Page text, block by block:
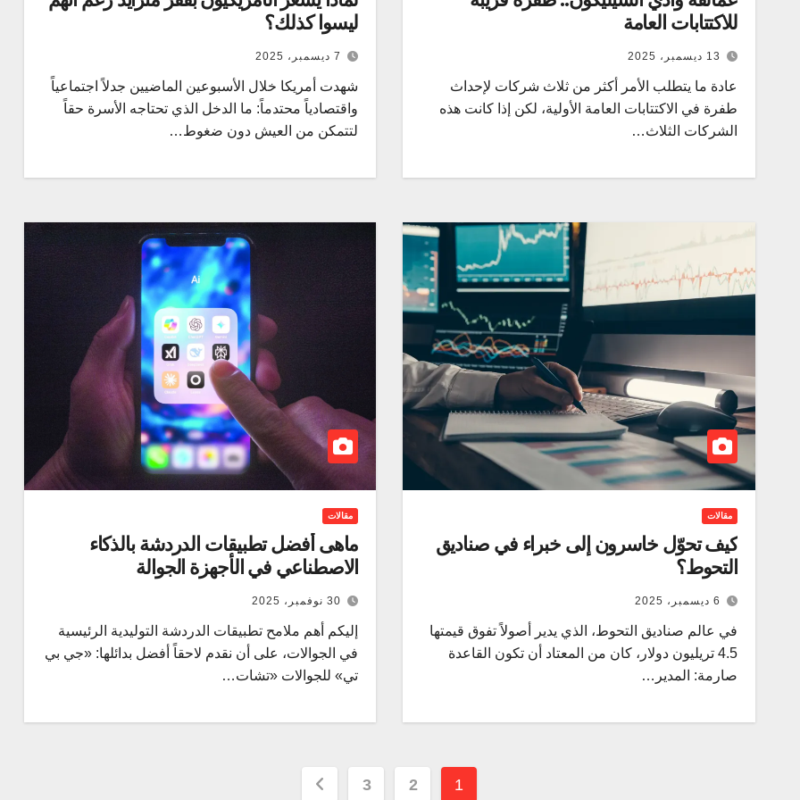
للاكتتابات العامة
13 ديسمبر، 2025
عادة ما يتطلب الأمر أكثر من ثلاث شركات لإحداث
طفرة في الاكتتابات العامة الأولية، لكن إذا كانت هذه
الشركات الثلاث…
ليسوا كذلك؟
7 ديسمبر، 2025
شهدت أمريكا خلال الأسبوعين الماضيين جدلاً اجتماعياً
واقتصادياً محتدماً: ما الدخل الذي تحتاجه الأسرة حقاً
لتتمكن من العيش دون ضغوط…
مقالات
كيف تحوّل خاسرون إلى خبراء في صناديق
التحوط؟
6 ديسمبر، 2025
في عالم صناديق التحوط، الذي يدير أصولاً تفوق قيمتها
4.5 تريليون دولار، كان من المعتاد أن تكون القاعدة
صارمة: المدير…
مقالات
ماهى أفضل تطبيقات الدردشة بالذكاء
الاصطناعي في الأجهزة الجوالة
30 نوفمبر، 2025
إليكم أهم ملامح تطبيقات الدردشة التوليدية الرئيسية
في الجوالات، على أن نقدم لاحقاً أفضل بدائلها: «جي بي
تي» للجوالات «تشات…
تعدد
1
2
3